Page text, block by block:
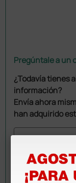
Pregúntale a un
¿Todavía tienes
información?
Envía ahora
han adquirido